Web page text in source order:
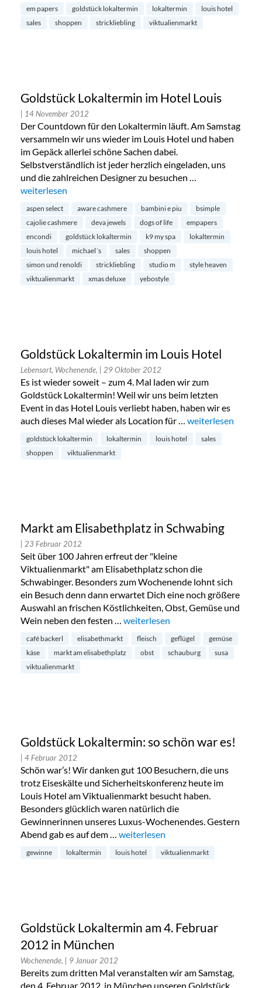
em papers goldstück lokaltermin lokaltermin
louis hotel
sales
shoppen strickliebling viktualienmarkt
Goldstück Lokaltermin im Hotel Louis
| 14 November 2012
Der Countdown für den Lokaltermin läuft. Am Samstag
versammeln wir uns wieder im Louis Hotel und haben
im Gepäck allerlei schöne Sachen dabei.
Selbstverständlich ist jeder herzlich eingeladen, uns
und die zahlreichen Designer zu besuchen …
„Goldstück Lokaltermin im Hotel Louis“
weiterlesen
aspen select aware cashmere bambini e piu
bsimple
cajolie cashmere
deva jewels dogs of life
empapers
encondi
goldstück lokaltermin k9 my spa
lokaltermin
louis hotel
michael´s sales
shoppen
simon und renoldi
strickliebling studio m
style heaven
viktualienmarkt
xmas deluxe yebostyle
Goldstück Lokaltermin im Louis Hotel
Lebensart, Wochenende, | 29 Oktober 2012
Es ist wieder soweit – zum 4. Mal laden wir zum
Goldstück Lokaltermin! Weil wir uns beim letzten
Event in das Hotel Louis verliebt haben, haben wir es
auch dieses Mal wieder als Location für … „Goldstück
weiterlesen
goldstück lokaltermin lokaltermin louis hotel
sales
shoppen
viktualienmarkt
Markt am Elisabethplatz in Schwabing
| 23 Februar 2012
Seit über 100 Jahren erfreut der "kleine
Viktualienmarkt" am Elisabethplatz schon die
Schwabinger. Besonders zum Wochenende lohnt sich
ein Besuch denn dann erwartet Dich eine noch größere
Auswahl an frischen Köstlichkeiten, Obst, Gemüse und
Wein neben den festen … „Markt am Elisabethplatz in
weiterlesen
café backerl elisabethmarkt fleisch geflügel
gemüse
käse
markt am elisabethplatz obst schauburg
susa
viktualienmarkt
Goldstück Lokaltermin: so schön war es!
| 4 Februar 2012
Schön war’s! Wir danken gut 100 Besuchern, die uns
trotz Eiseskälte und Sicherheitskonferenz heute im
Louis Hotel am Viktualienmarkt besucht haben.
Besonders glücklich waren natürlich die
Gewinnerinnen unseres Luxus-Wochenendes. Gestern
Abend gab es auf dem … „Goldstück Lokaltermin: so schön
weiterlesen
gewinne lokaltermin louis hotel viktualienmarkt
Goldstück Lokaltermin am 4. Februar
2012 in München
Wochenende, | 9 Januar 2012
Bereits zum dritten Mal veranstalten wir am Samstag,
den 4. Februar 2012, in München unseren Goldstück